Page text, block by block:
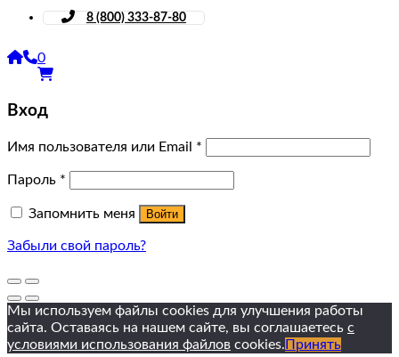
8 (800) 333-87-80
0
Вход
Имя пользователя или Email *
Пароль *
Запомнить меня Войти
Забыли свой пароль?
Мы используем файлы cookies для улучшения работы
сайта. Оставаясь на нашем сайте, вы соглашаетесь с
условиями использования файлов cookies. Принять